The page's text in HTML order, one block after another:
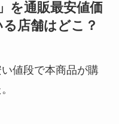
」 を通販最安値価
店舗はどこ？
い値段で本商品が購